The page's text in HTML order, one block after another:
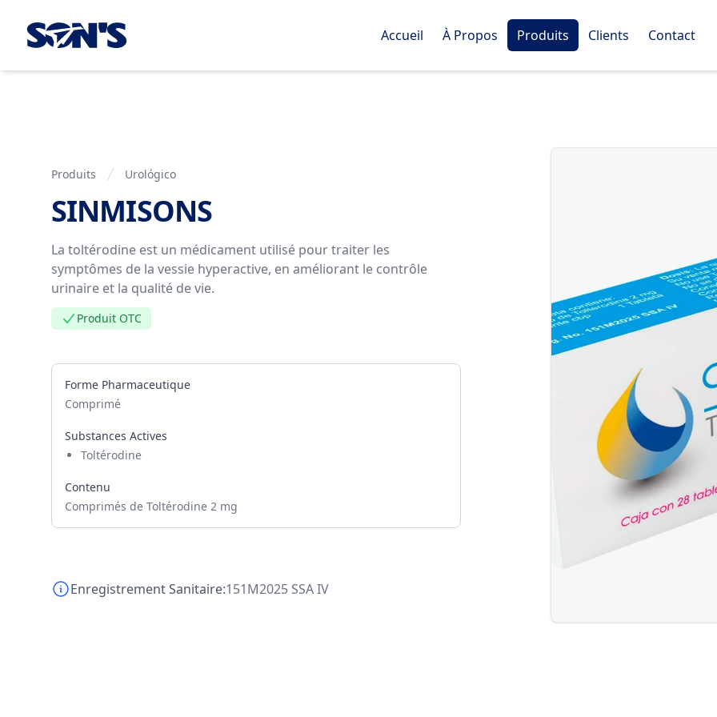
Laboratorios Química Son's Accueil À Propos Produits Clients Contact
Produits Urológico
SINMISONS
Information de Produit
La toltérodine est un médicament utilisé pour traiter les
symptômes de la vessie hyperactive, en améliorant le contrôle
urinaire et la qualité de vie.
Produit OTC
Forme Pharmaceutique
Comprimé
Substances Actives
Toltérodine
Contenu
Comprimés de Toltérodine 2 mg
Enregistrement Sanitaire:151M2025 SSA IV